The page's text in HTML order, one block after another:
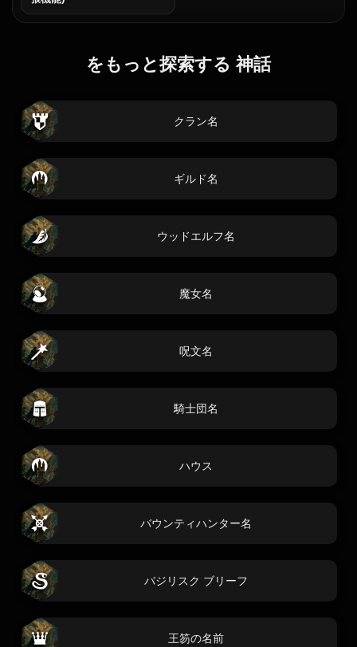
をもっと探索する 神話
クラン名
ギルド名
ウッドエルフ名
魔女名
呪文名
騎士団名
ハウス
バウンティハンター名
バジリスク ブリーフ
王笏の名前